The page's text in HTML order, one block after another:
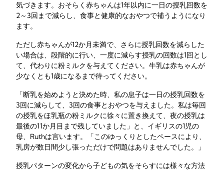
気づきます。おそらく赤ちゃんは1年以内に一日の授乳回数を
2～3回まで減らし、食事と健康的なおやつで補うようになり
ます。
ただし赤ちゃんが12か月未満で、さらに授乳回数を減らした
い場合は、段階的に行い、一度に減らす授乳の回数は1回とし
て、代わりに粉ミルクを与えてください。牛乳は赤ちゃんが
少なくとも1歳になるまで待ってください。
「断乳を始めようと決めた時、私の息子は一日の授乳回数を
3回に減らして、3回の食事とおやつを与えました。私は毎回
の授乳をほ乳瓶の粉ミルクに徐々に置き換えて、夜の授乳は
最後の11か月目まで残していました」と、イギリスの1児の
母、Ruthは言います。「このゆっくりとしたペースにより、
乳房が数日間少し張っただけで問題はありませんでした。」
授乳パターンの変化から子どもの気をそらすには様々な方法